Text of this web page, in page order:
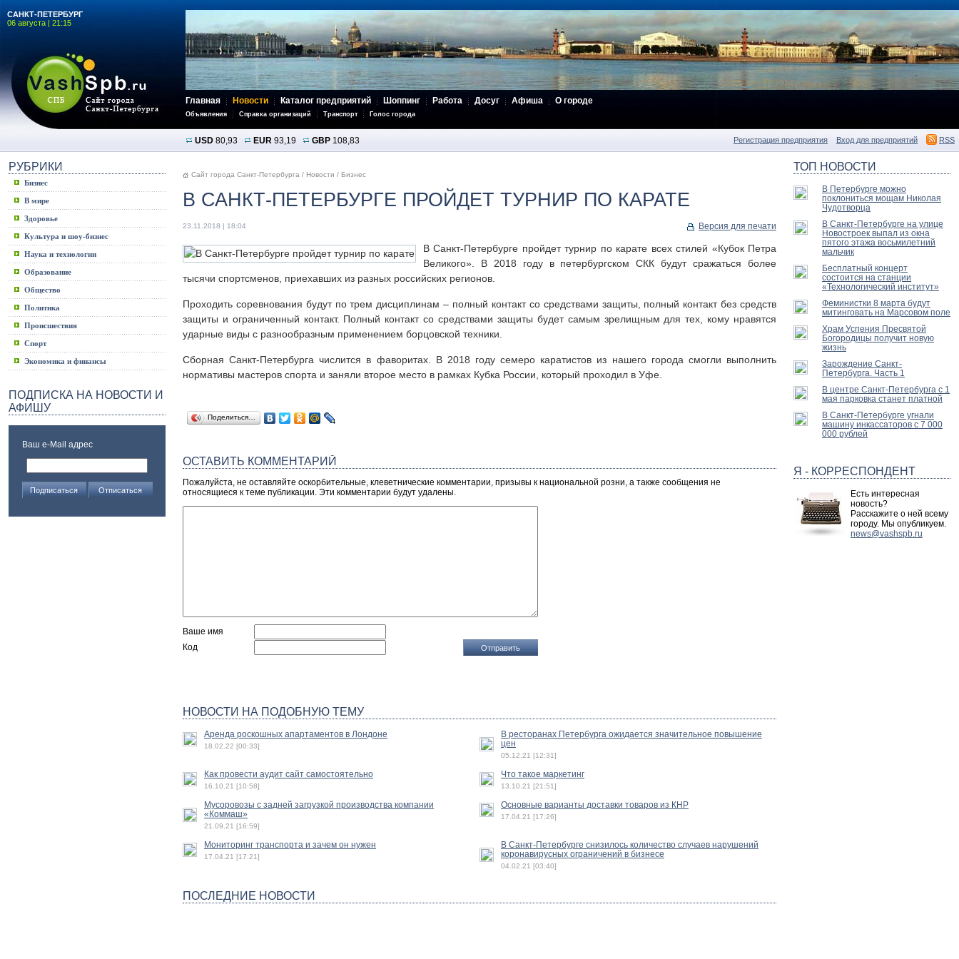
САНКТ-ПЕТЕРБУРГ
06 августа | 21:15
Главная Новости Каталог предприятий Шоппинг Работа Досуг Афиша О городе
Объявления Справка организаций Транспорт Голос города
USD 80,93 EUR 93,19 GBP 108,83 Регистрация предприятия Вход для предприятий RSS
РУБРИКИ
Бизнес
В мире
Здоровье
Культура и шоу-бизнес
Наука и технологии
Образование
Общество
Политика
Происшествия
Спорт
Экономика и финансы
ПОДПИСКА НА НОВОСТИ И
АФИШУ
Ваш e-Mail адрес
Сайт города Санкт-Петербурга / Новости / Бизнес
В САНКТ-ПЕТЕРБУРГЕ ПРОЙДЕТ ТУРНИР ПО КАРАТЕ
23.11.2018 | 18:04 Версия для печати
В Санкт-Петербурге пройдет турнир по карате всех стилей «Кубок Петра
Великого». В 2018 году в петербургском СКК будут сражаться более
тысячи спортсменов, приехавших из разных российских регионов.
Проходить соревнования будут по трем дисциплинам – полный контакт со средствами защиты, полный контакт без средств
защиты и ограниченный контакт. Полный контакт со средствами защиты будет самым зрелищным для тех, кому нравятся
ударные виды с разнообразным применением борцовской техники.
Сборная Санкт-Петербурга числится в фаворитах. В 2018 году семеро каратистов из нашего города смогли выполнить
нормативы мастеров спорта и заняли второе место в рамках Кубка России, который проходил в Уфе.
Поделиться…
ОСТАВИТЬ КОММЕНТАРИЙ
Пожалуйста, не оставляйте оскорбительные, клеветнические комментарии, призывы к национальной розни, а также сообщения не
относящиеся к теме публикации. Эти комментарии будут удалены.
Ваше имя
Код
НОВОСТИ НА ПОДОБНУЮ ТЕМУ
Аренда роскошных апартаментов в Лондоне
18.02.22 [00:33]
В ресторанах Петербурга ожидается значительное повышение
цен
05.12.21 [12:31]
Как провести аудит сайт самостоятельно
16.10.21 [10:58]
Что такое маркетинг
13.10.21 [21:51]
Мусоровозы с задней загрузкой производства компании
«Коммаш»
21.09.21 [16:59]
Основные варианты доставки товаров из КНР
17.04.21 [17:26]
Мониторинг транспорта и зачем он нужен
17.04.21 [17:21]
В Санкт-Петербурге снизилось количество случаев нарушений
коронавирусных ограничений в бизнесе
04.02.21 [03:40]
ПОСЛЕДНИЕ НОВОСТИ
ТОП НОВОСТИ
В Петербурге можно
поклониться мощам Николая
Чудотворца
В Санкт-Петербурге на улице
Новостроек выпал из окна
пятого этажа восьмилетний
мальчик
Бесплатный концерт
состоится на станции
«Технологический институт»
Феминистки 8 марта будут
митинговать на Марсовом поле
Храм Успения Пресвятой
Богородицы получит новую
жизнь
Зарождение Санкт-
Петербурга. Часть 1
В центре Санкт-Петербурга с 1
мая парковка станет платной
В Санкт-Петербурге угнали
машину инкассаторов с 7 000
000 рублей
Я - КОРРЕСПОНДЕНТ
Есть интересная
новость?
Расскажите о ней всему
городу. Мы опубликуем.
news@vashspb.ru